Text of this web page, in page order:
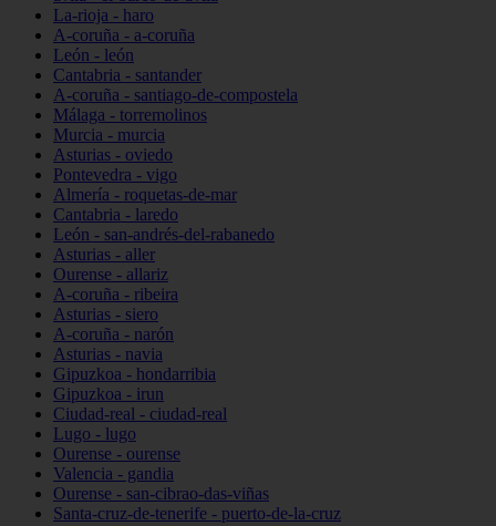
La-rioja - haro
A-coruña - a-coruña
León - león
Cantabria - santander
A-coruña - santiago-de-compostela
Málaga - torremolinos
Murcia - murcia
Asturias - oviedo
Pontevedra - vigo
Almería - roquetas-de-mar
Cantabria - laredo
León - san-andrés-del-rabanedo
Asturias - aller
Ourense - allariz
A-coruña - ribeira
Asturias - siero
A-coruña - narón
Asturias - navia
Gipuzkoa - hondarribia
Gipuzkoa - irun
Ciudad-real - ciudad-real
Lugo - lugo
Ourense - ourense
Valencia - gandia
Ourense - san-cibrao-das-viñas
Santa-cruz-de-tenerife - puerto-de-la-cruz